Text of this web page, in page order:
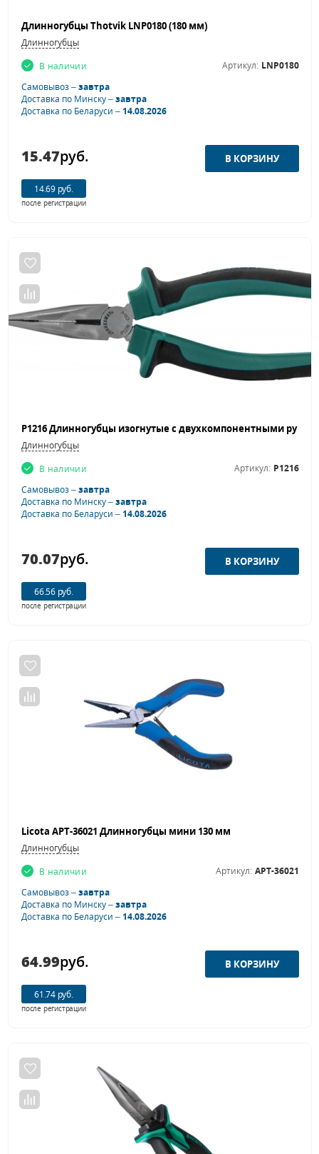
Длинногубцы Thotvik LNP0180 (180 мм)
Длинногубцы
В наличии
Артикул: LNP0180
Самовывоз –завтра
Доставка по Минску –завтра
Доставка по Беларуси –14.08.2026
15.47руб.
14.69 руб.
после регистрации
Длинногубцы
В наличии
Артикул: P1216
Самовывоз –завтра
Доставка по Минску –завтра
Доставка по Беларуси –14.08.2026
70.07руб.
66.56 руб.
после регистрации
Licota APT-36021 Длинногубцы мини 130 мм
Длинногубцы
В наличии
Артикул: APT-36021
Самовывоз –завтра
Доставка по Минску –завтра
Доставка по Беларуси –14.08.2026
64.99руб.
61.74 руб.
после регистрации